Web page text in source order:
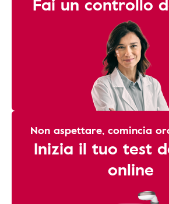
Non aspettare, comincia
Inizia il tuo test
online